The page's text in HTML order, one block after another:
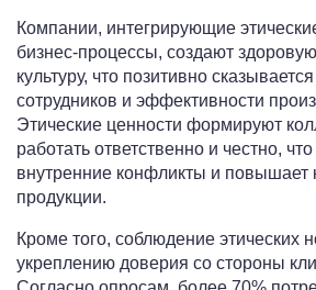
Компании, интегрирующие
бизнес-процессы, создают
культуру, что позитивно
сотрудников и эффективности
Этические ценности формируют
работать ответственно и честно,
внутренние конфликты и повышает
продукции.
Кроме того, соблюдение этических
укреплению доверия со стороны